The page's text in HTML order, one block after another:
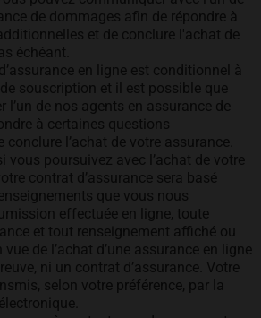
de dommages afin de répondre à
et de conclure l'achat de
échéant.
en ligne est conditionnel à
souscription et il est possible que
l’un de nos agents en assurance de
à certaines questions
l’achat de votre assurance.
vous poursuivez avec l’achat de votre
contrat d’assurance sera basé
que vous nous
effectuée en ligne, toute
et tout renseignement affiché ou
de l’achat d’une assurance en ligne
ni un contrat d’assurance. Votre
selon votre préférence, par la